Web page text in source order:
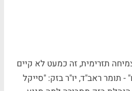
תזרימית, זה כמעט לא קיים
תומר ראב"ד, יו"ר בזק: "סייקל